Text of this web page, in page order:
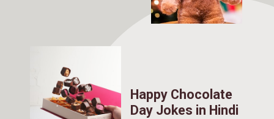
Happy Chocolate
Day Jokes in Hindi